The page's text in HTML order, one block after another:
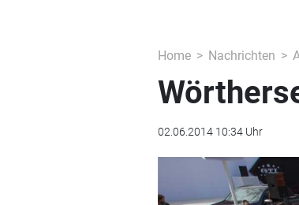
Home Nachrichten
02.06.2014 10:34 Uhr